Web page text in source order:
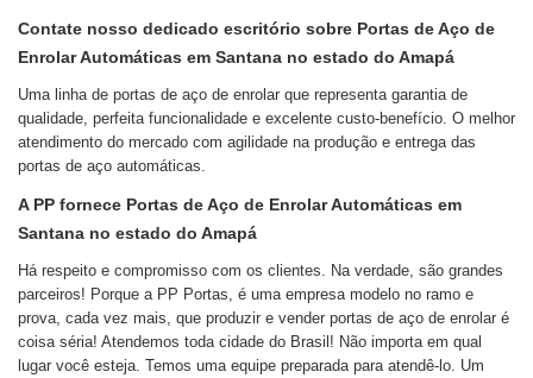
Contate nosso dedicado escritório sobre Portas de Aço de
Enrolar Automáticas em Santana no estado do Amapá
Uma linha de portas de aço de enrolar que representa garantia de
qualidade, perfeita funcionalidade e excelente custo-benefício. O melhor
atendimento do mercado com agilidade na produção e entrega das
portas de aço automáticas.
A PP fornece Portas de Aço de Enrolar Automáticas em
Santana no estado do Amapá
Há respeito e compromisso com os clientes. Na verdade, são grandes
parceiros! Porque a PP Portas, é uma empresa modelo no ramo e
prova, cada vez mais, que produzir e vender portas de aço de enrolar é
coisa séria! Atendemos toda cidade do Brasil! Não importa em qual
lugar você esteja. Temos uma equipe preparada para atendê-lo. Um